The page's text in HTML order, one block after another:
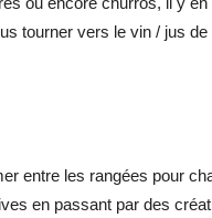
tourner vers le vin / jus
entre les rangées pour
en passant par des